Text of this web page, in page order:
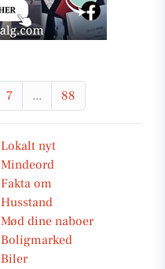
7 ... 88
Lokalt nyt
Mindeord
Fakta om
Husstand
Mød dine naboer
Boligmarked
Biler